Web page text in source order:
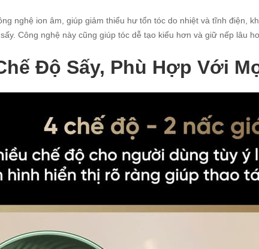
nghệ ion âm, giúp giảm thiểu hư tổn tóc do nhiệt và tĩnh điện,
Công nghệ này cũng giúp tóc dễ tạo kiểu hơn và giữ nếp lâu
Độ Sấy, Phù Hợp Với